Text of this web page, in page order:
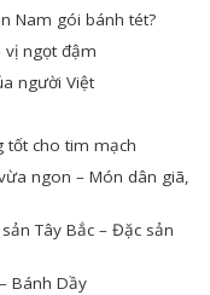
Nam gói bánh tét?
vị ngọt đậm
người Việt
tốt cho tim mạch
ngon – Món dân giã,
Tây Bắc – Đặc sản
Bánh Dầy